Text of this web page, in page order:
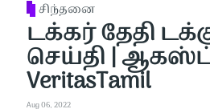
சிந்தனை
டக்கர் தேதி
செய்தி | ஆகஸ்ட்
VeritasTamil
Aug 06, 2022